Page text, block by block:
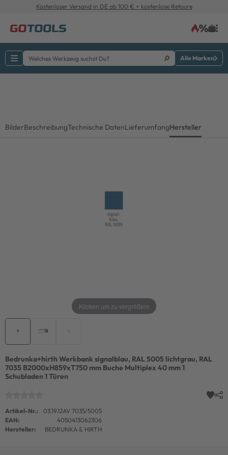
Kostenloser Versand in DE ab 100 € + kostenlose Retoure
Alle Marken
BilderBeschreibungTechnische DatenLieferumfangHersteller
Klicken um zu vergrößern
Bedrunka+hirth Werkbank signalblau, RAL 5005 lichtgrau, RAL
7035 B2000xH859xT750 mm Buche Multiplex 40 mm 1
Schubladen 1 Türen
Artikel-Nr.:
03.19.12AV 7035/5005
EAN:
4050413062306
Hersteller:
BEDRUNKA & HIRTH